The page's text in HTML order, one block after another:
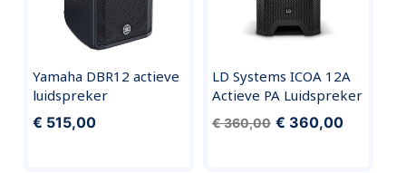
Yamaha DBR12 actieve
luidspreker
€ 515,00
LD Systems ICOA 12A
Actieve PA Luidspreker
€ 360,00 € 360,00